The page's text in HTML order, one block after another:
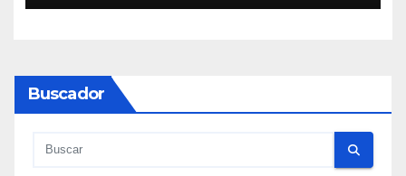
Buscador